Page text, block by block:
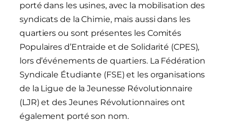
porté dans les usines, avec la mobilisation des
syndicats de la Chimie, mais aussi dans les
quartiers ou sont présentes les Comités
Populaires d’Entraide et de Solidarité (CPES),
lors d’événements de quartiers. La Fédération
Syndicale Étudiante (FSE) et les organisations
de la Ligue de la Jeunesse Révolutionnaire
(LJR) et des Jeunes Révolutionnaires ont
également porté son nom.